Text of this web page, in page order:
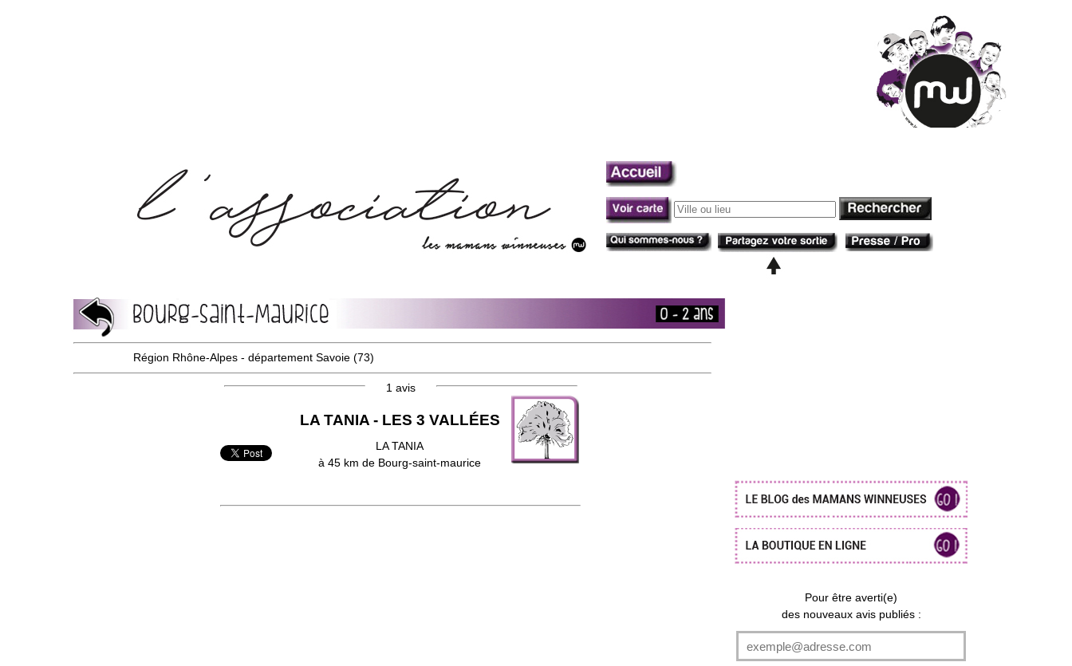
Région Rhône-Alpes - département Savoie (73)
1 avis
LA TANIA - LES 3 VALLÉES
LA TANIA
à 45 km de Bourg-saint-maurice